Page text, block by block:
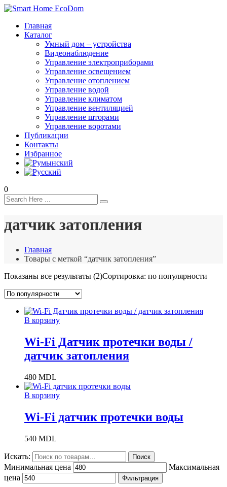
Главная
Каталог
Умный дом – устройства
Видеонаблюдение
Управление электроприборами
Управление освещением
Управление отоплением
Управление водой
Управление климатом
Управление вентиляцией
Управление шторами
Управление воротами
Публикации
Контакты
Избранное
0
датчик затопления
Главная
Товары с меткой “датчик затопления”
Показаны все результаты (2)Сортировка: по популярности
В корзину
Wi-Fi Датчик протечки воды /
датчик затопления
480 MDL
В корзину
Wi-Fi датчик протечки воды
540 MDL
Искать: Поиск
Минимальная цена
Максимальная
цена
Фильтрация